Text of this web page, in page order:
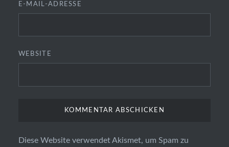
E-MAIL-ADRESSE
WEBSITE
Diese Website verwendet Akismet, um Spam zu